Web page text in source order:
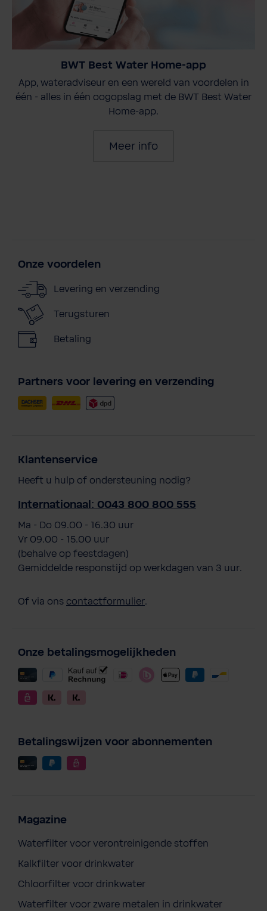
BWT Best Water Home-app
App, wateradviseur en een wereld van voordelen in
één - alles in één oogopslag met de BWT Best Water
Home-app.
Meer info
Onze voordelen
Levering en verzending
Terugsturen
Betaling
Partners voor levering en verzending
Klantenservice
Heeft u hulp of ondersteuning nodig?
Internationaal: 0043 800 800 555
Ma - Do 09.00 - 16.30 uur
Vr 09.00 - 15.00 uur
(behalve op feestdagen)
Gemiddelde responstijd op werkdagen van 3 uur.
Of via ons contactformulier.
Onze betalingsmogelijkheden
Betalingswijzen voor abonnementen
Magazine
Waterfilter voor verontreinigende stoffen
Kalkfilter voor drinkwater
Chloorfilter voor drinkwater
Waterfilter voor zware metalen in drinkwater